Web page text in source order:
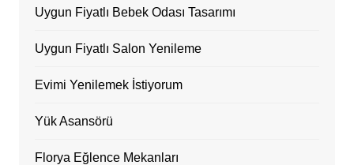
Uygun Fiyatlı Bebek Odası Tasarımı
Uygun Fiyatlı Salon Yenileme
Evimi Yenilemek İstiyorum
Yük Asansörü
Florya Eğlence Mekanları